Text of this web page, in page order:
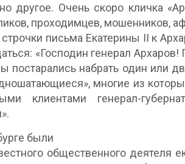
другое. Очень скоро кличка
проходимцев, мошенников,
письма Екатерины II к
«Господин генерал
постарались набрать один или
многие из
клиентами генерал-
были
общественного деятеля